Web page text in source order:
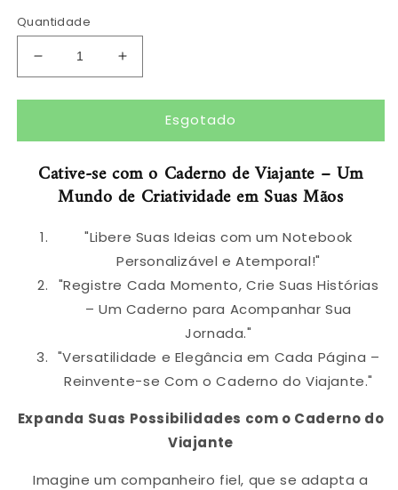
Quantidade
Diminuir
a
quantidade
Traveler
Notebook
Midori
Aumentar
a
quantidade
Traveler
Notebook
-
Midori
A6®
Esgotado
Cative-se com o Caderno de Viajante – Um
Mundo de Criatividade em Suas Mãos
"Libere Suas Ideias com um Notebook
Personalizável e Atemporal!"
"Registre Cada Momento, Crie Suas Histórias
– Um Caderno para Acompanhar Sua
Jornada."
"Versatilidade e Elegância em Cada Página –
Reinvente-se Com o Caderno do Viajante."
Expanda Suas Possibilidades com o Caderno do
Viajante
Imagine um companheiro fiel, que se adapta a